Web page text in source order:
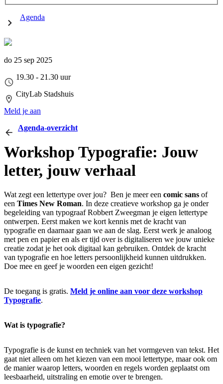
Agenda
do 25 sep 2025
19.30 - 21.30 uur
CityLab Stadshuis
Meld je aan
Agenda-overzicht
Workshop Typografie: Jouw
letter, jouw verhaal
Wat zegt een lettertype over jou? Ben je meer een comic sans of
een Times New Roman. In deze creatieve workshop ga je onder
begeleiding van typograaf Robbert Zweegman je eigen lettertype
ontwerpen. Eerst maken we kort kennis met de kracht van
typografie en daarnaar gaan we aan de slag. Eerst werk je analoog
met pen en papier en als er tijd over is digitaliseren we jouw unieke
creatie zodat je het ook digitaal kan gebruiken. Ontdek de kracht
van typografie en hoe letters persoonlijkheid kunnen uitdrukken.
Doe mee en geef je woorden een eigen gezicht!
De toegang is gratis. Meld je online aan voor deze workshop
Typografie.
Wat is typografie?
Typografie is de kunst en techniek van het vormgeven van tekst. Het
gaat niet alleen om het kiezen van een mooi lettertype, maar ook om
de manier waarop letters, woorden en regels worden geplaatst om
leesbaarheid, uitstraling en emotie over te brengen.